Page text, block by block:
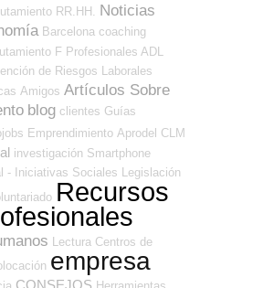
RR.HH.
Noticias
Barcelona coaching
F Profesionales ADL
de Riesgos Laborales
Amigos Artículos Sobre
blog clientes Guías
Emprendimiento Aprodel CLM
investigación Smartphone
- Iniciativas Sociales
Legislación
Recursos
Lectura Centros de
empresa
CONSEJOS